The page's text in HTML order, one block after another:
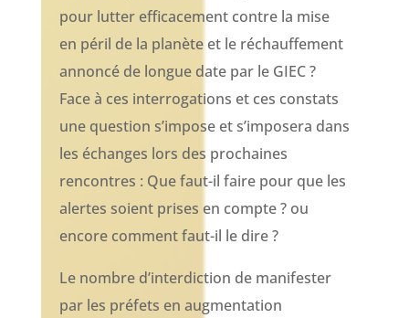
pour lutter efficacement contre la mise
en péril de la planète et le réchauffement
annoncé de longue date par le GIEC ?
Face à ces interrogations et ces constats
une question s’impose et s’imposera dans
les échanges lors des prochaines
rencontres : Que faut-il faire pour que les
alertes soient prises en compte ? ou
encore comment faut-il le dire ?
Le nombre d’interdiction de manifester
par les préfets en augmentation